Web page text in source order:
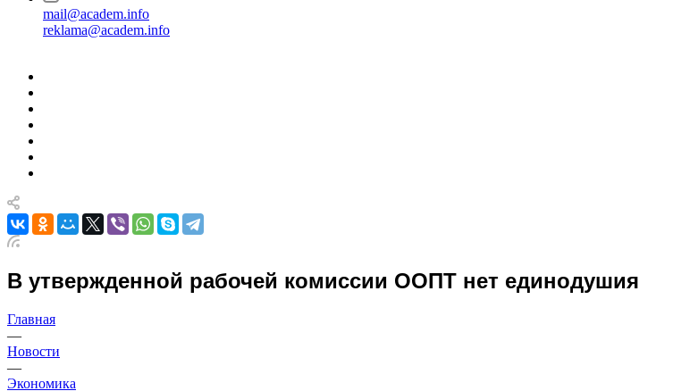
mail@academ.info
reklama@academ.info
В утвержденной рабочей комиссии ООПТ нет единодушия
Главная
—
Новости
—
Экономика